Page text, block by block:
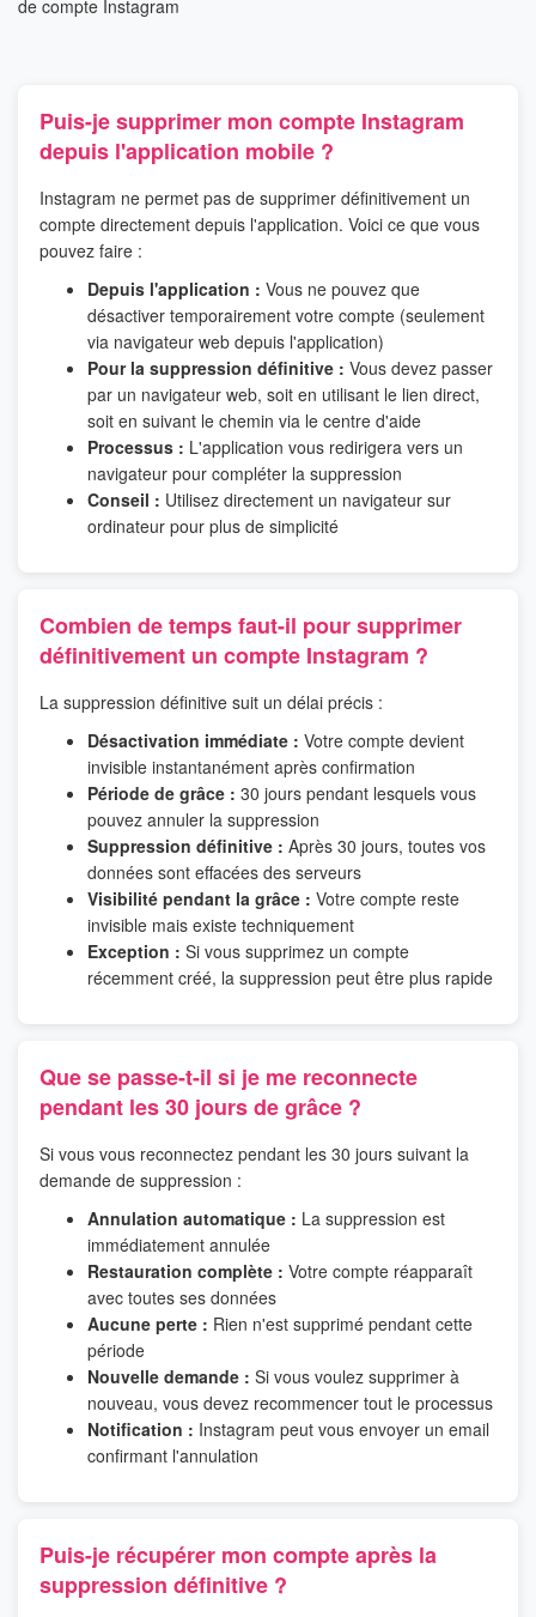
de compte Instagram
Puis-je supprimer mon compte Instagram
depuis l'application mobile ?
Instagram ne permet pas de supprimer définitivement un
compte directement depuis l'application. Voici ce que vous
pouvez faire :
Depuis l'application : Vous ne pouvez que
désactiver temporairement votre compte (seulement
via navigateur web depuis l'application)
Pour la suppression définitive : Vous devez passer
par un navigateur web, soit en utilisant le lien direct,
soit en suivant le chemin via le centre d'aide
Processus : L'application vous redirigera vers un
navigateur pour compléter la suppression
Conseil : Utilisez directement un navigateur sur
ordinateur pour plus de simplicité
Combien de temps faut-il pour supprimer
définitivement un compte Instagram ?
La suppression définitive suit un délai précis :
Désactivation immédiate : Votre compte devient
invisible instantanément après confirmation
Période de grâce : 30 jours pendant lesquels vous
pouvez annuler la suppression
Suppression définitive : Après 30 jours, toutes vos
données sont effacées des serveurs
Visibilité pendant la grâce : Votre compte reste
invisible mais existe techniquement
Exception : Si vous supprimez un compte
récemment créé, la suppression peut être plus rapide
Que se passe-t-il si je me reconnecte
pendant les 30 jours de grâce ?
Si vous vous reconnectez pendant les 30 jours suivant la
demande de suppression :
Annulation automatique : La suppression est
immédiatement annulée
Restauration complète : Votre compte réapparaît
avec toutes ses données
Aucune perte : Rien n'est supprimé pendant cette
période
Nouvelle demande : Si vous voulez supprimer à
nouveau, vous devez recommencer tout le processus
Notification : Instagram peut vous envoyer un email
confirmant l'annulation
Puis-je récupérer mon compte après la
suppression définitive ?